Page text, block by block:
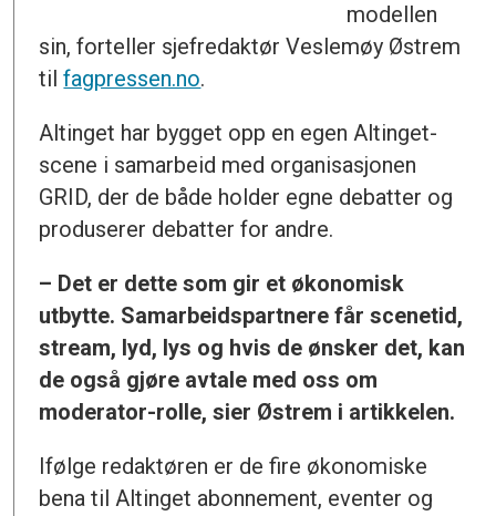
modellen
sin, forteller sjefredaktør Veslemøy Østrem
tilfagpressen.no.
Altinget har bygget opp en egen Altinget-
scene i samarbeid med organisasjonen
GRID, der de både holder egne debatter og
produserer debatter for andre.
– Det er dette som gir et økonomisk
utbytte. Samarbeidspartnere får scenetid,
stream, lyd, lys og hvis de ønsker det, kan
de også gjøre avtale med oss om
moderator-rolle, sier Østrem i artikkelen.
Ifølge redaktøren er de fire økonomiske
bena til Altinget abonnement, eventer og